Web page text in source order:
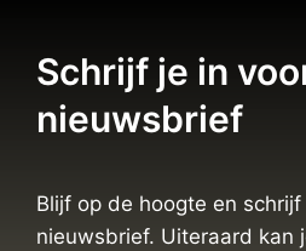
Schrijf je in
nieuwsbrief
Blijf op de hoogte en
nieuwsbrief. Uiteraard kan